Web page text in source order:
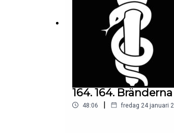
164. 164.
48:06 | fredag 24 januari